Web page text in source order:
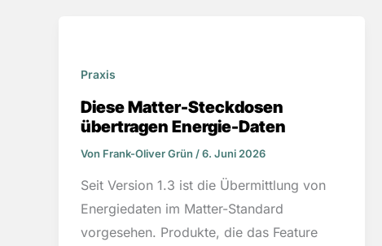
Praxis
Diese Matter-Steckdosen
übertragen Energie-Daten
Von Frank-Oliver Grün /6. Juni 2026
Seit Version 1.3 ist die Übermittlung von
Energiedaten im Matter-Standard
vorgesehen. Produkte, die das Feature